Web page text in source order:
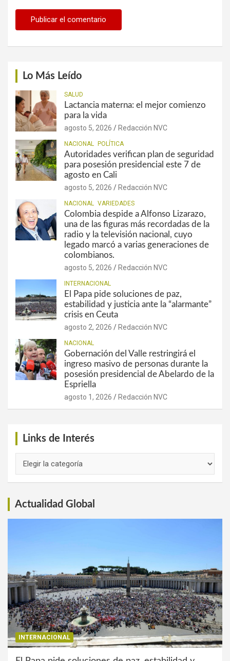
Lo Más Leído
SALUD
Lactancia materna: el mejor comienzo
para la vida
agosto 5, 2026 Redacción NVC
NACIONAL POLÍTICA
Autoridades verifican plan de seguridad
para posesión presidencial este 7 de
agosto en Cali
agosto 5, 2026 Redacción NVC
NACIONAL VARIEDADES
Colombia despide a Alfonso Lizarazo,
una de las figuras más recordadas de la
radio y la televisión nacional, cuyo
legado marcó a varias generaciones de
colombianos.
agosto 5, 2026 Redacción NVC
INTERNACIONAL
El Papa pide soluciones de paz,
estabilidad y justicia ante la “alarmante”
crisis en Ceuta
agosto 2, 2026 Redacción NVC
NACIONAL
Gobernación del Valle restringirá el
ingreso masivo de personas durante la
posesión presidencial de Abelardo de la
Espriella
agosto 1, 2026 Redacción NVC
Links de Interés
Actualidad Global
INTERNACIONAL